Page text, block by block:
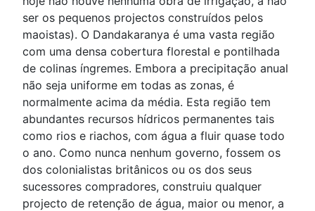
ser os pequenos projectos construídos pelos
maoistas). O Dandakaranya é uma vasta região
com uma densa cobertura florestal e pontilhada
de colinas íngremes. Embora a precipitação anual
não seja uniforme em todas as zonas, é
normalmente acima da média. Esta região tem
abundantes recursos hídricos permanentes tais
como rios e riachos, com água a fluir quase todo
o ano. Como nunca nenhum governo, fossem os
dos colonialistas britânicos ou os dos seus
sucessores compradores, construiu qualquer
projecto de retenção de água, maior ou menor, a